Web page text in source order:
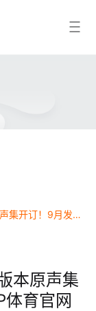
《星之卡比：探索发现》双版本原声集开订！9月发售 - 爱游戏APP体育官网
本原声集
育官网